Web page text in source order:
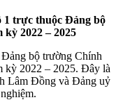
1 trực thuộc Đảng bộ
2022 – 2025
bộ trường Chính
kỳ 2022 – 2025. Đây là
Lâm Đồng và Đảng uỷ